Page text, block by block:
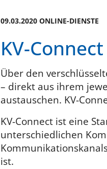
09.03.2020 ONLINE-DIENSTE
KV-Connect
Über den
– direkt aus ihrem
austauschen. KV-
KV-Connect ist eine
unterschiedlichen
ist.